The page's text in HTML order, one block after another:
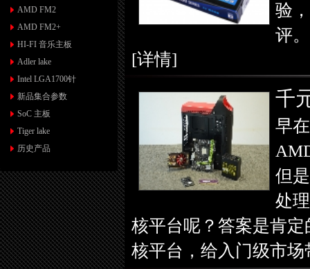
AMD FM2
AMD FM2+
HI-FI 音乐主板
Adler lake
Intel LGA1700针
新品集合参数
SoC 主板
Tiger lake
历史产品
验
评。
[详情]
千
早在
但
处
核平台呢？答案是肯
核平台，给入门级市